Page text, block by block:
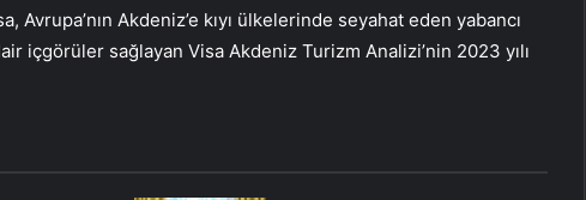
Avrupa’nın Akdeniz’e kıyı ülkelerinde seyahat eden yabancı
içgörüler sağlayan Visa Akdeniz Turizm Analizi’nin 2023 yılı